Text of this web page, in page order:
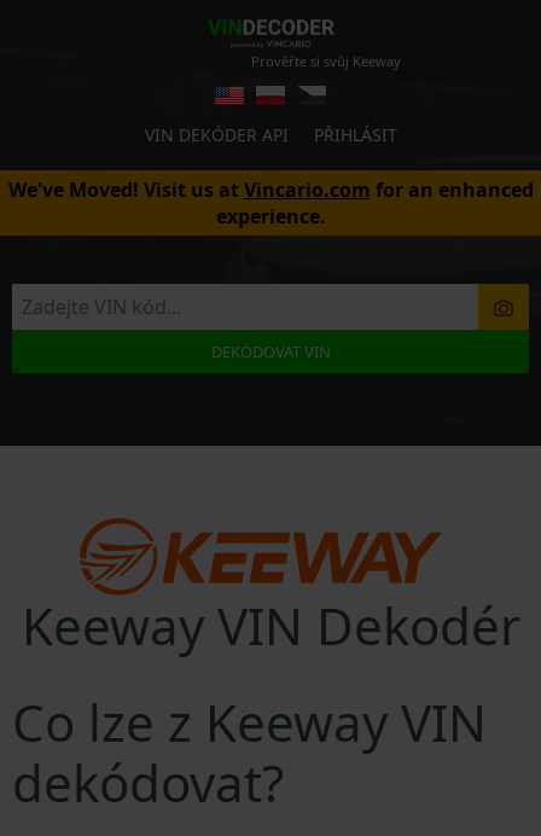
Prověřte si svůj Keeway
VIN DEKÓDER API PŘIHLÁSIT
We've Moved! Visit us atVincario.com for an enhanced
experience.
DEKÓDOVAT VIN
Keeway VIN Dekodér
Co lze z Keeway VIN
dekódovat?